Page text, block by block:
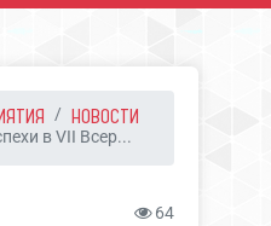
НОВОСТИ
в VII Всер...
64